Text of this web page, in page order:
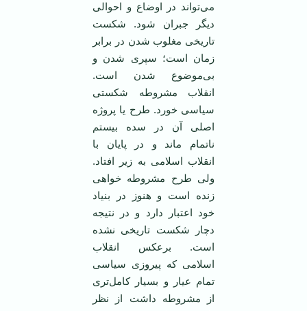
می‌تواند در اوضاع و احوالی
دیگر جبران شود. شکست
تاریخی مغلوب شدن در برابر
زمان است؛ سپری شدن و
بی‌موضوع شدن است.
انقلاب مشروطه شکستی
سیاسی خورد. طرح یا پروژه
اصلی آن در سده بیستم
ناتمام ماند و در پایان با
انقلاب اسلامی ‌به زیر افتاد.
ولی طرح مشروطه خواهی
زنده است و هنوز در بنیاد
خود اعتبار دارد و در نتیجه
دچار شکست تاریخی نشده
است. برعکس انقلاب
اسلامی‌ که پیروزی سیاسی
تمام عیار و بسیار کامل‌تری
از مشروطه داشت از نظر